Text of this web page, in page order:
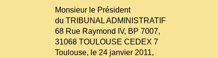
Monsieur le Président
du TRIBUNAL ADMINISTRATIF
68 Rue Raymond IV, BP 7007,
31068 TOULOUSE CEDEX 7
Toulouse, le 24 janvier 2011,